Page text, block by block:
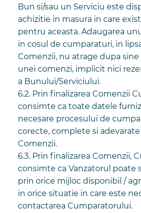
Bun si/sau un Serviciu este
achizitie in masura in care
pentru aceasta. Adaugarea
in cosul de cumparaturi, in
Comenzii, nu atrage dupa
unei comenzi, implicit nici
a Bunului/Serviciului.
6.2. Prin finalizarea Comenzii
consimte ca toate datele
necesare procesului de
corecte, complete si adevarate
Comenzii.
6.3. Prin finalizarea Comenzii,
consimte ca Vanzatorul poate
prin orice mijloc disponibil /
in orice situatie in care este
contactarea Cumparatorului.